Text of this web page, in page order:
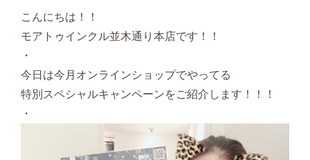
こんにちは！！
モアトゥインクル並木通り本店です！！
・
今日は今月オンラインショップでやってる
特別スペシャルキャンペーンをご紹介します！！！
・